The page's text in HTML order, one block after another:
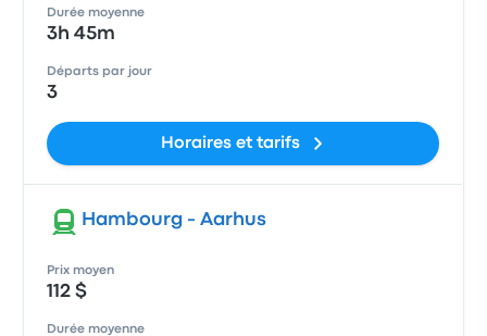
Durée moyenne
3h 45m
Départs par jour
3
Horaires et tarifs
Hambourg - Aarhus
Prix moyen
112 $
Durée moyenne